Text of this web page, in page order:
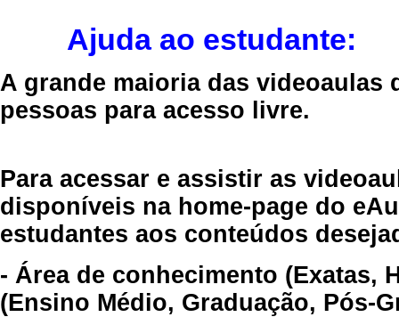
Ajuda ao estudante:
A grande maioria das videoaulas
pessoas para acesso livre.
Para acessar e assistir as
disponíveis na home-page do
estudantes aos conteúdos
- Área de conhecimento (Exatas,
(Ensino Médio, Graduação, Pós-